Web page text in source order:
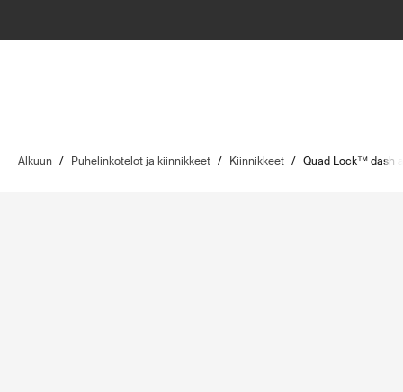
Alkuun / Puhelinkotelot ja kiinnikkeet / Kiinnikkeet / Quad Lock™ dash